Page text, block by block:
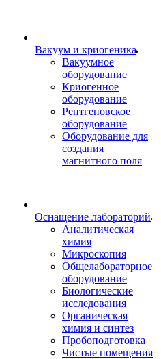
Вакуум и криогеника
Вакуумное
оборудование
Криогенное
оборудование
Рентгеновское
оборудование
Оборудование для
создания
магнитного поля
Оснащение лабораторий
Аналитическая
химия
Микроскопия
Общелабораторное
оборудование
Биологические
исследования
Органическая
химия и синтез
Пробоподготовка
Чистые помещения